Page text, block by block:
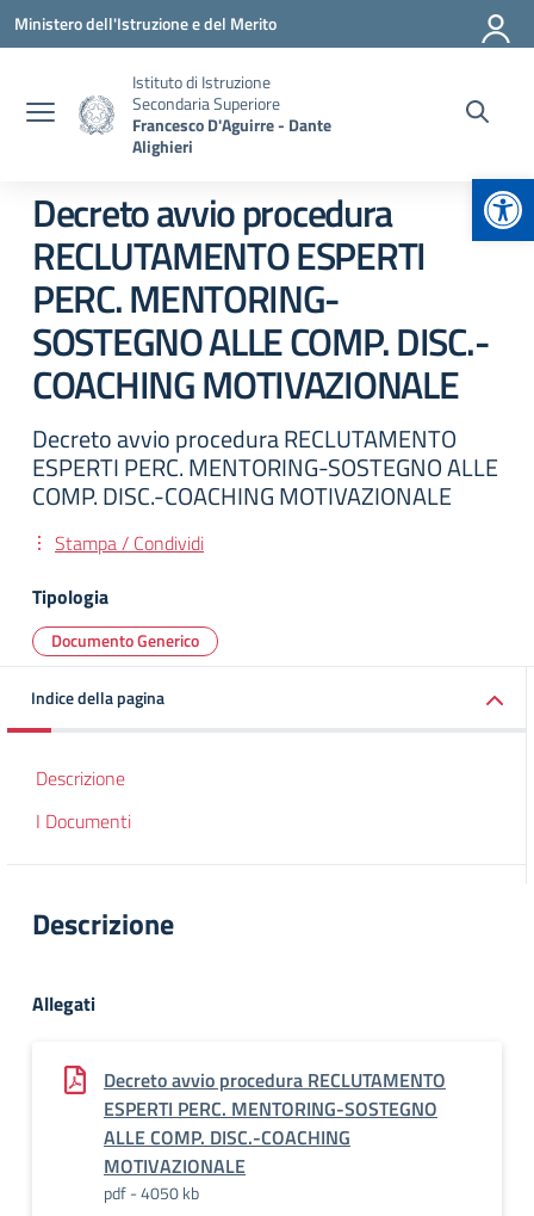
Vai ai contenuti
Vai al menu di navigazione
Vai al footer
Ministero dell'Istruzione e del Merito
Istituto di Istruzione
Secondaria Superiore
Francesco D'Aguirre - Dante
Alighieri
Decreto avvio procedura
RECLUTAMENTO ESPERTI
PERC. MENTORING-
SOSTEGNO ALLE COMP. DISC.-
COACHING MOTIVAZIONALE
Decreto avvio procedura RECLUTAMENTO
ESPERTI PERC. MENTORING-SOSTEGNO ALLE
COMP. DISC.-COACHING MOTIVAZIONALE
Stampa / Condividi
Tipologia
Documento Generico
Indice della pagina
Descrizione
I Documenti
Descrizione
Allegati
Decreto avvio procedura RECLUTAMENTO
ESPERTI PERC. MENTORING-SOSTEGNO
ALLE COMP. DISC.-COACHING
MOTIVAZIONALE
pdf - 4050 kb